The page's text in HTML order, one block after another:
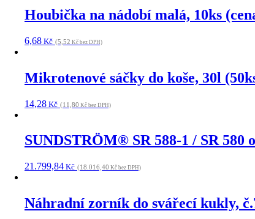
Houbička na nádobí malá, 10ks
6,68 Kč (5,52 Kč bez DPH)
Mikrotenové sáčky do koše, 30l
14,28 Kč (11,80 Kč bez DPH)
SUNDSTRÖM® SR 588-1 / SR 580
21.799,84 Kč (18.016,40 Kč bez DPH)
Náhradní zorník do svářecí kukly,